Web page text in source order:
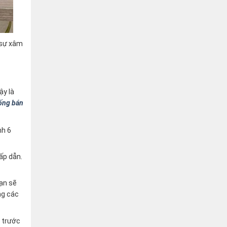
xâm
là
bán
6
dẫn.
sẽ
các
trước